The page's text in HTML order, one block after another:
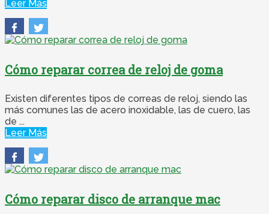
Leer Más
Cómo reparar correa de reloj de goma
Existen diferentes tipos de correas de reloj, siendo las
más comunes las de acero inoxidable, las de cuero, las
de ...
Leer Más
Cómo reparar disco de arranque mac